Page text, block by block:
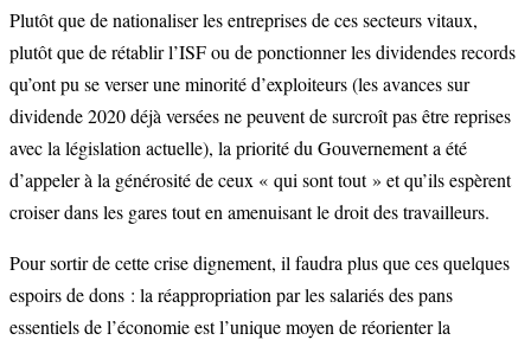
Plutôt que de nationaliser les entreprises de ces secteurs vitaux,
plutôt que de rétablir l’ISF ou de ponctionner les dividendes records
qu’ont pu se verser une minorité d’exploiteurs (les avances sur
dividende 2020 déjà versées ne peuvent de surcroît pas être reprises
avec la législation actuelle), la priorité du Gouvernement a été
d’appeler à la générosité de ceux « qui sont tout » et qu’ils espèrent
croiser dans les gares tout en amenuisant le droit des travailleurs.
Pour sortir de cette crise dignement, il faudra plus que ces quelques
espoirs de dons : la réappropriation par les salariés des pans
essentiels de l’économie est l’unique moyen de réorienter la